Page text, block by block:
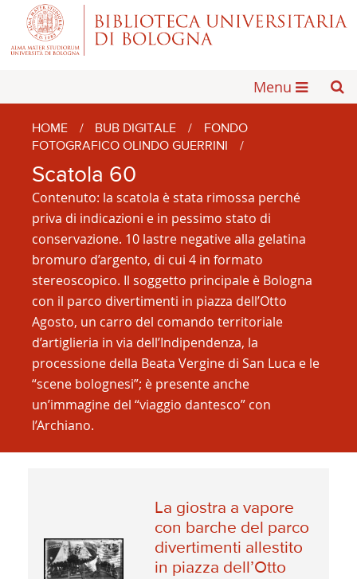
Menu
HOME / BUB DIGITALE /
FONDO
FOTOGRAFICO OLINDO GUERRINI
/
Scatola 60
Contenuto: la scatola è stata rimossa perché
priva di indicazioni e in pessimo stato di
conservazione. 10 lastre negative alla gelatina
bromuro d’argento, di cui 4 in formato
stereoscopico. Il soggetto principale è Bologna
con il parco divertimenti in piazza dell’Otto
Agosto, un carro del comando territoriale
d’artiglieria in via dell’Indipendenza, la
processione della Beata Vergine di San Luca e le
“scene bolognesi”; è presente anche
un’immagine del “viaggio dantesco” con
l’Archiano.
La giostra a vapore
con barche del parco
divertimenti allestito
in piazza dell’Otto